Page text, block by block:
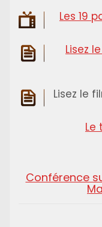
Les 19
Lisez
Lisez le
Le
Conférence